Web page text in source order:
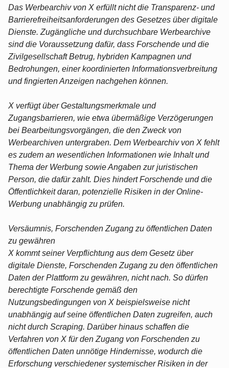
Das Werbearchiv von X erfüllt nicht die Transparenz- und
Barrierefreiheitsanforderungen des Gesetzes über digitale
Dienste. Zugängliche und durchsuchbare Werbearchive
sind die Voraussetzung dafür, dass Forschende und die
Zivilgesellschaft Betrug, hybriden Kampagnen und
Bedrohungen, einer koordinierten Informationsverbreitung
und fingierten Anzeigen nachgehen können.
X verfügt über Gestaltungsmerkmale und
Zugangsbarrieren, wie etwa übermäßige Verzögerungen
bei Bearbeitungsvorgängen, die den Zweck von
Werbearchiven untergraben. Dem Werbearchiv von X fehlt
es zudem an wesentlichen Informationen wie Inhalt und
Thema der Werbung sowie Angaben zur juristischen
Person, die dafür zahlt. Dies hindert Forschende und die
Öffentlichkeit daran, potenzielle Risiken in der Online-
Werbung unabhängig zu prüfen.
Versäumnis, Forschenden Zugang zu öffentlichen Daten
zu gewähren
X kommt seiner Verpflichtung aus dem Gesetz über
digitale Dienste, Forschenden Zugang zu den öffentlichen
Daten der Plattform zu gewähren, nicht nach. So dürfen
berechtigte Forschende gemäß den
Nutzungsbedingungen von X beispielsweise nicht
unabhängig auf seine öffentlichen Daten zugreifen, auch
nicht durch Scraping. Darüber hinaus schaffen die
Verfahren von X für den Zugang von Forschenden zu
öffentlichen Daten unnötige Hindernisse, wodurch die
Erforschung verschiedener systemischer Risiken in der